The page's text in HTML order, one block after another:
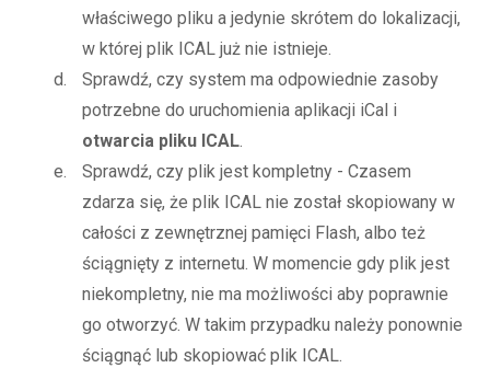
właściwego pliku a jedynie skrótem do lokalizacji,
w której plik ICAL już nie istnieje.
Sprawdź, czy system ma odpowiednie zasoby
potrzebne do uruchomienia aplikacji iCal i
otwarcia pliku ICAL.
Sprawdź, czy plik jest kompletny - Czasem
zdarza się, że plik ICAL nie został skopiowany w
całości z zewnętrznej pamięci Flash, albo też
ściągnięty z internetu. W momencie gdy plik jest
niekompletny, nie ma możliwości aby poprawnie
go otworzyć. W takim przypadku należy ponownie
ściągnąć lub skopiować plik ICAL.